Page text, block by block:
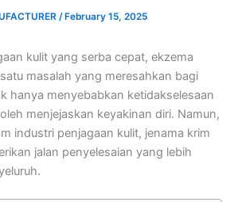
/ February 15, 2025
kulit yang serba cepat, ekzema
masalah yang meresahkan bagi
hanya menyebabkan ketidakselesaan
menjejaskan keyakinan diri. Namun,
industri penjagaan kulit, jenama krim
jalan penyelesaian yang lebih